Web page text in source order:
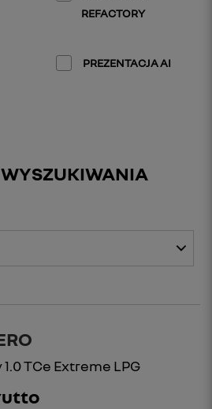
REFACTORY
PREZENTACJA AI
TCe Extreme LPG